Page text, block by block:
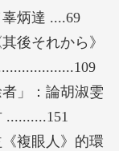
炳達 ....69
後それから》
」：論胡淑雯
..........151
複眼人》的環